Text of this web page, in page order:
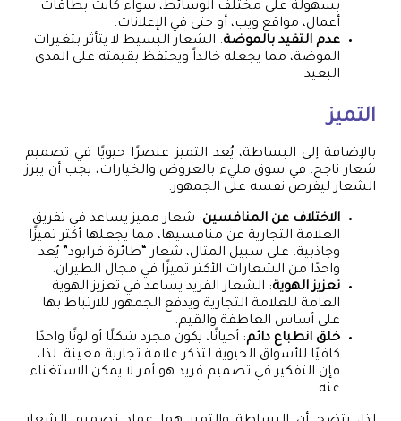
بسهولة على مختلف الوسائط، سواء كانت بطاقات
أعمال، مواقع ويب، أو حتى في الإعلانات.
عدم التقيد بالموضة: الشعار البسيط لا يتأثر بتغيرات
الموضة، مما يجعله خالداً ويحتفظ بقيمته على المدى
البعيد.
التميز
بالإضافة إلى البساطة، يُعد التميز عنصرًا حيويًا في تصميم
شعار ناجح. في سوق مليء بالعروض والخيارات، يجب أن يبرز
الشعار ليفرض نفسه على الجمهور.
الاختلاف عن المنافسين: شعار مميز يساعد في تفريق
العلامة التجارية عن منافسيها، مما يجعلها أكثر تميزًا
وجاذبية. على سبيل المثال، شعار “طائرة فرابود” يُعد
واحدًا من الشعارات الأكثر تميزًا في مجال الطيران.
تعزيز الهوية: الشعار الفريد يساعد في تعزيز الهوية
العامة للعلامة التجارية ويدفع الجمهور للارتباط بها
على أساس العاطفة والقيم.
خلق انطباع دائم: أحيانًا، يكون مجرد شكلًا أو لونًا واحدًا
كافيًا للأسواق الحيوية لتذكر علامة تجارية معينة. لذا،
فإن التفكير في تصميم فريد هو أمر لا يمكن الاستغناء
عنه.